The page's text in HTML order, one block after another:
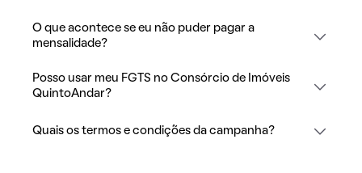
O que acontece se eu não puder pagar a
mensalidade?
Posso usar meu FGTS no Consórcio de Imóveis
QuintoAndar?
Quais os termos e condições da campanha?